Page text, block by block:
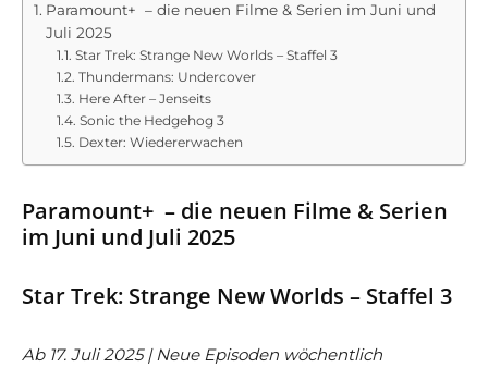
Paramount+ – die neuen Filme & Serien im Juni und
Juli 2025
Star Trek: Strange New Worlds – Staffel 3
Thundermans: Undercover
Here After – Jenseits
Sonic the Hedgehog 3
Dexter: Wiedererwachen
Paramount+ – die neuen Filme & Serien
im Juni und Juli 2025
Star Trek: Strange New Worlds – Staffel 3
Ab 17. Juli 2025 | Neue Episoden wöchentlich